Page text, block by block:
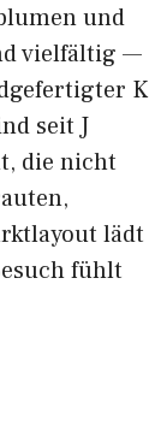
und
vielfält‌ig —
K​
sei​t J​
die nicht
lädt
fühlt